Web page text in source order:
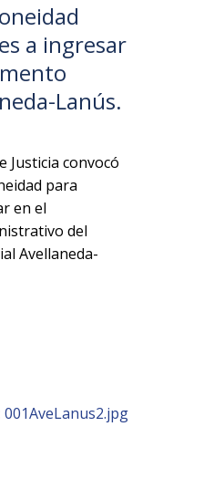
a ingresar
Lanús.
Justicia convocó
para
en el
del
Avellaneda-
001AveLanus2.jpg